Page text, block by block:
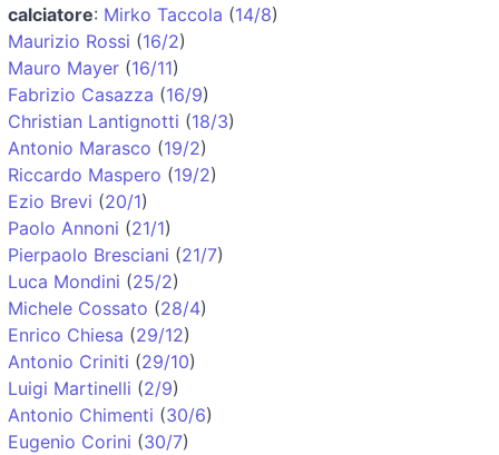
calciatore: Mirko Taccola (14/8)
Maurizio Rossi (16/2)
Mauro Mayer (16/11)
Fabrizio Casazza (16/9)
Christian Lantignotti (18/3)
Antonio Marasco (19/2)
Riccardo Maspero (19/2)
Ezio Brevi (20/1)
Paolo Annoni (21/1)
Pierpaolo Bresciani (21/7)
Luca Mondini (25/2)
Michele Cossato (28/4)
Enrico Chiesa (29/12)
Antonio Criniti (29/10)
Luigi Martinelli (2/9)
Antonio Chimenti (30/6)
Eugenio Corini (30/7)